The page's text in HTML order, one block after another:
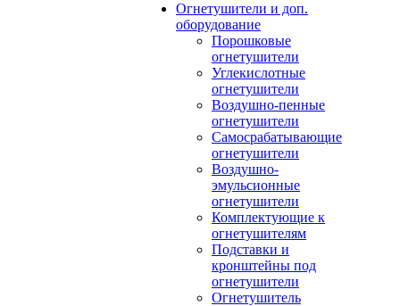
Огнетушители и доп.
оборудование
Порошковые
огнетушители
Углекислотные
огнетушители
Воздушно-пенные
огнетушители
Самосрабатывающие
огнетушители
Воздушно-
эмульсионные
огнетушители
Комплектующие к
огнетушителям
Подставки и
кронштейны под
огнетушители
Огнетушитель